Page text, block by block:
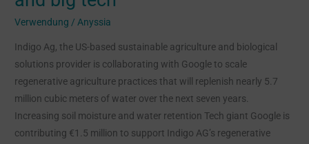
Verwendung /Anyssia
Indigo Ag, the US-based sustainable agriculture and biological
solutions provider is collaborating with Google to scale
regenerative agriculture practices that will replenish nearly 5.7
million cubic meters of water over the next seven years.
Increasing soil moisture and water retention Tech giant Google is
contributing €1.5 million to support Indigo AG’s regenerative